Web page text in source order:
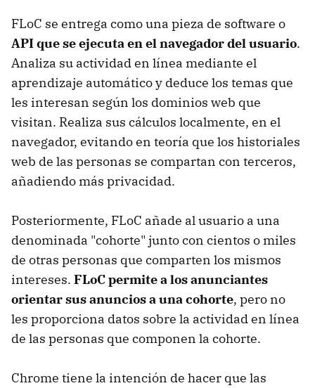
FLoC se entrega como una pieza de software o
API que se ejecuta en el navegador del usuario.
Analiza su actividad en línea mediante el
aprendizaje automático y deduce los temas que
les interesan según los dominios web que
visitan. Realiza sus cálculos localmente, en el
navegador, evitando en teoría que los historiales
web de las personas se compartan con terceros,
añadiendo más privacidad.
Posteriormente, FLoC añade al usuario a una
denominada "cohorte" junto con cientos o miles
de otras personas que comparten los mismos
intereses. FLoC permite a los anunciantes
orientar sus anuncios a una cohorte, pero no
les proporciona datos sobre la actividad en línea
de las personas que componen la cohorte.
Chrome tiene la intención de hacer que las